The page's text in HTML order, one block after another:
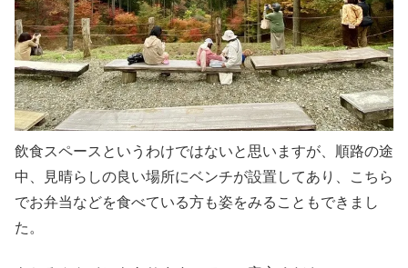
飲食スペースというわけではないと思いますが、順路の途
中、見晴らしの良い場所にベンチが設置してあり、こちら
でお弁当などを食べている方も姿をみることもできまし
た。